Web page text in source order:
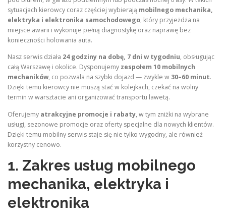
sytuacjach kierowcy coraz częściej wybierają mobilnego mechanika,
elektryka i elektronika samochodowego, który przyjeżdża na
miejsce awarii i wykonuje pełną diagnostykę oraz naprawę bez
konieczności holowania auta.
Nasz serwis działa 24 godziny na dobę, 7 dni w tygodniu, obsługując
całą Warszawę i okolice. Dysponujemy zespołem 10 mobilnych
mechaników, co pozwala na szybki dojazd — zwykle w 30–60 minut.
Dzięki temu kierowcy nie muszą stać w kolejkach, czekać na wolny
termin w warsztacie ani organizować transportu lawetą.
Oferujemy atrakcyjne promocje i rabaty, w tym zniżki na wybrane
usługi, sezonowe promocje oraz oferty specjalne dla nowych klientów.
Dzięki temu mobilny serwis staje się nie tylko wygodny, ale również
korzystny cenowo.
1. Zakres usług mobilnego
mechanika, elektryka i
elektronika